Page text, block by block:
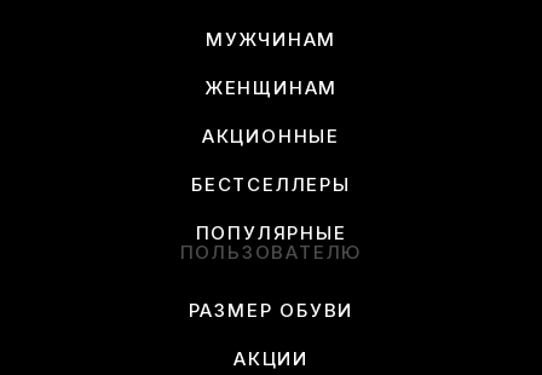
МУЖЧИНАМ
ЖЕНЩИНАМ
АКЦИОННЫЕ
БЕСТСЕЛЛЕРЫ
ПОПУЛЯРНЫЕ
ПОЛЬЗОВАТЕЛЮ
РАЗМЕР ОБУВИ
АКЦИИ